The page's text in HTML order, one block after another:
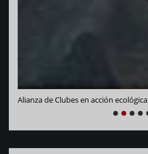
Alianza de Clubes en acción ecológica
PREVIOUS